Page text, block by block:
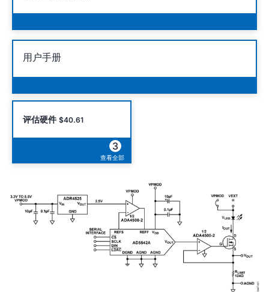
用户手册
评估硬件 $40.61
3
查看全部